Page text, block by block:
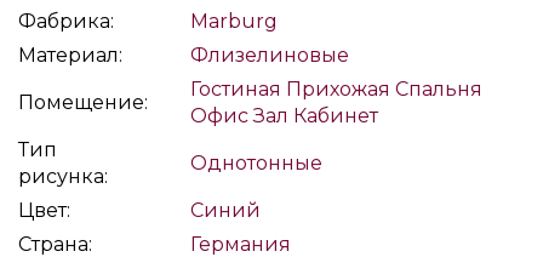
Фабрика:
Marburg
Материал:
Флизелиновые
Помещение:
Гостиная Прихожая Спальня
Офис Зал Кабинет
Тип
рисунка:
Однотонные
Цвет:
Синий
Страна:
Германия